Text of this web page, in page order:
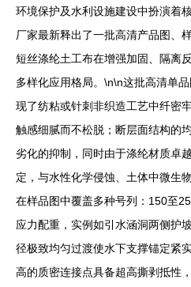
环境保护及水利设施建设中扮演着
厂家最新释出了一批高清产品图、
短丝涤纶土工布在增强加固、隔离
多样化应用格局。\n\n这批高清单
现了纺粘或针刺非织造工艺中纤密
触感细腻而不松脱；断层面结构的
劣化的抑制，同时由于涤纶材质卓
定，与水性化学侵蚀、土体中微生
在样品图中覆盖多种号列：150至
应力配重，实例如引水涵洞两侧护
径极致均匀过渡使水下支撑锚定紧
高的质密连接点具备超高撕剥抵性